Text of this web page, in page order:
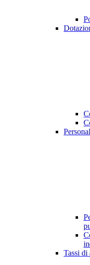
Tassi di